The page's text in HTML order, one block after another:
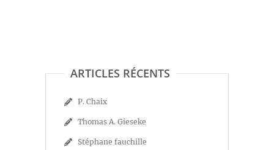
ARTICLES RÉCENTS
P. Chaix
Thomas A. Gieseke
Stéphane fauchille